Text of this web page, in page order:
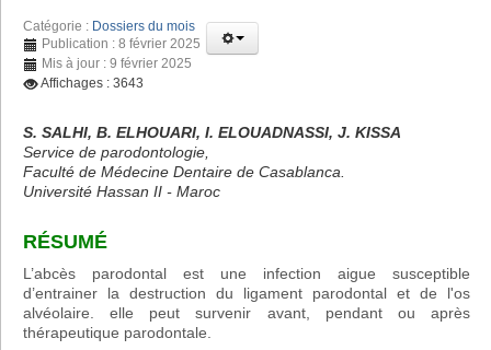
Catégorie : Dossiers du mois
Publication : 8 février 2025
Mis à jour : 9 février 2025
Affichages : 3643
S. SALHI, B. ELHOUARI, I. ELOUADNASSI, J. KISSA
Service de parodontologie,
Faculté de Médecine Dentaire de Casablanca.
Université Hassan II - Maroc
RÉSUMÉ
L’abcès parodontal est une infection aigue susceptible
d’entrainer la destruction du ligament parodontal et de l'os
alvéolaire. elle peut survenir avant, pendant ou après
thérapeutique parodontale.